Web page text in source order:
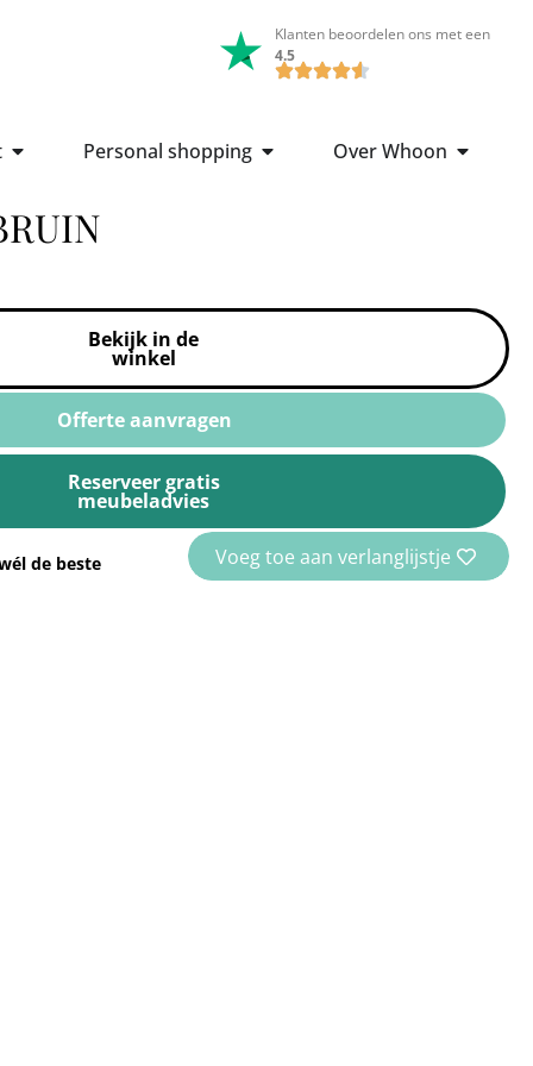
Klanten beoordelen ons met een
4.5
Personal shopping Over Whoon
Bekijk in de
winkel
Offerte aanvragen
Reserveer gratis
meubeladvies
de beste Voeg toe aan verlanglijstje